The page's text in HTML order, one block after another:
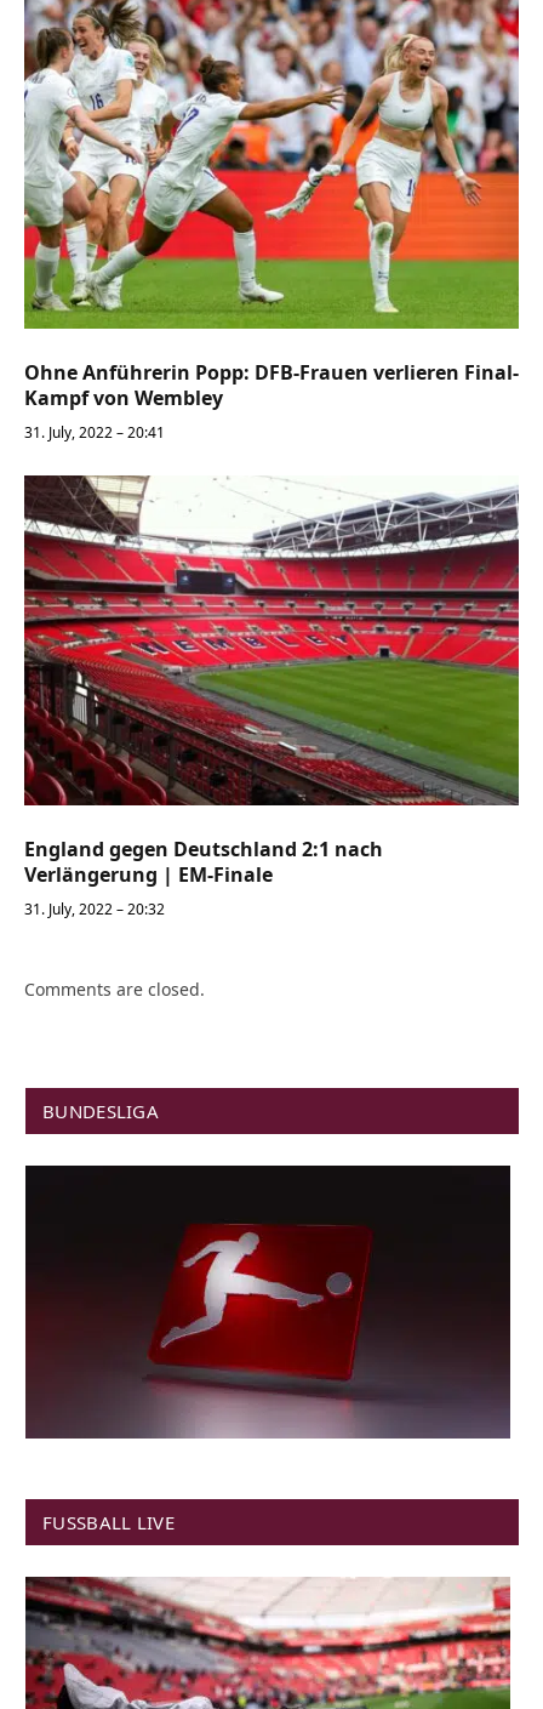
Ohne Anführerin Popp: DFB-Frauen verlieren Final-
Kampf von Wembley
31. July, 2022 – 20:41
England gegen Deutschland 2:1 nach
Verlängerung | EM-Finale
31. July, 2022 – 20:32
Comments are closed.
BUNDESLIGA
FUSSBALL LIVE